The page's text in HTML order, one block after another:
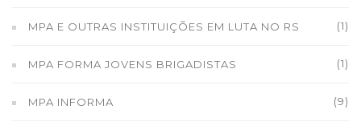
MPA E OUTRAS INSTITUIÇÕES EM LUTA NO RS (1)
MPA FORMA JOVENS BRIGADISTAS (1)
MPA INFORMA (9)